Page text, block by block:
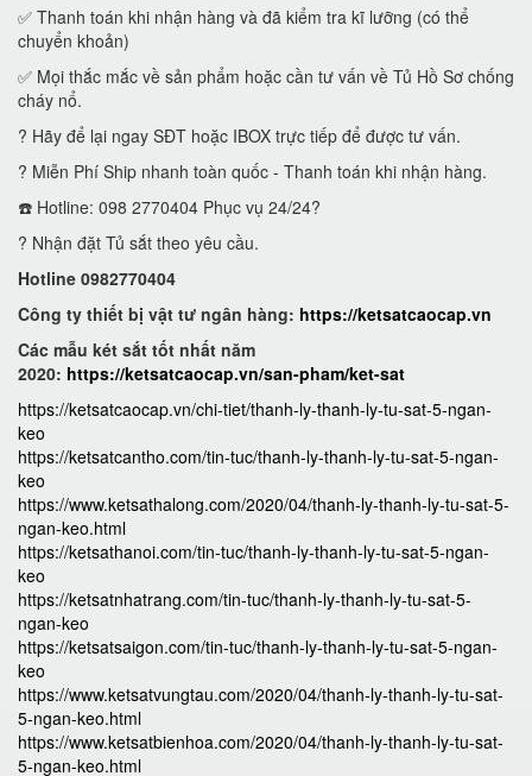
✅ Thanh toán khi nhận hàng và đã kiểm tra kĩ lưỡng (có thể
chuyển khoản)
✅ Mọi thắc mắc về sản phẩm hoặc cần tư vấn về Tủ Hồ Sơ chống
cháy nổ.
? Hãy để lại ngay SĐT hoặc IBOX trực tiếp để được tư vấn.
? Miễn Phí Ship nhanh toàn quốc - Thanh toán khi nhận hàng.
☎️ Hotline: 098 2770404 Phục vụ 24/24?
? Nhận đặt Tủ sắt theo yêu cầu.
Hotline 0982770404
Công ty thiết bị vật tư ngân hàng: https://ketsatcaocap.vn
Các mẫu két sắt tốt nhất năm
2020: https://ketsatcaocap.vn/san-pham/ket-sat
https://ketsatcaocap.vn/chi-tiet/thanh-ly-thanh-ly-tu-sat-5-ngan-
keo
https://ketsatcantho.com/tin-tuc/thanh-ly-thanh-ly-tu-sat-5-ngan-
keo
https://www.ketsathalong.com/2020/04/thanh-ly-thanh-ly-tu-sat-5-
ngan-keo.html
https://ketsathanoi.com/tin-tuc/thanh-ly-thanh-ly-tu-sat-5-ngan-
keo
https://ketsatnhatrang.com/tin-tuc/thanh-ly-thanh-ly-tu-sat-5-
ngan-keo
https://ketsatsaigon.com/tin-tuc/thanh-ly-thanh-ly-tu-sat-5-ngan-
keo
https://www.ketsatvungtau.com/2020/04/thanh-ly-thanh-ly-tu-sat-
5-ngan-keo.html
https://www.ketsatbienhoa.com/2020/04/thanh-ly-thanh-ly-tu-sat-
5-ngan-keo.html